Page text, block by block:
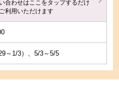
合わせはここをタップするだけ
利用いただけます
～1/3）、5/3～5/5